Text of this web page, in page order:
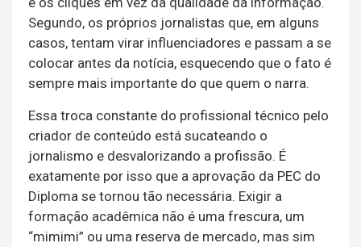
Segundo, os próprios jornalistas que, em alguns
casos, tentam virar influenciadores e passam a se
colocar antes da notícia, esquecendo que o fato é
sempre mais importante do que quem o narra.
Essa troca constante do profissional técnico pelo
criador de conteúdo está sucateando o
jornalismo e desvalorizando a profissão. É
exatamente por isso que a aprovação da PEC do
Diploma se tornou tão necessária. Exigir a
formação acadêmica não é uma frescura, um
“mimimi” ou uma reserva de mercado, mas sim